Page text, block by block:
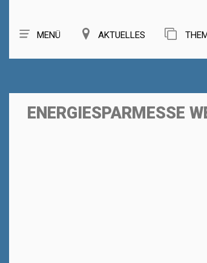
MENÜ AKTUELLES
ENERGIESPARMESSE